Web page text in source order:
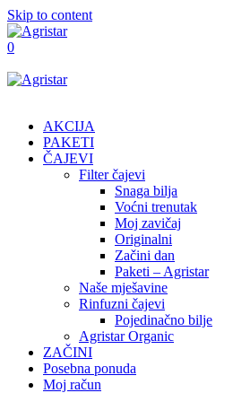
Skip to content
0
AKCIJA
PAKETI
ČAJEVI
Filter čajevi
Snaga bilja
Voćni trenutak
Moj zavičaj
Originalni
Začini dan
Paketi – Agristar
Naše mješavine
Rinfuzni čajevi
Pojedinačno bilje
Agristar Organic
ZAČINI
Posebna ponuda
Moj račun